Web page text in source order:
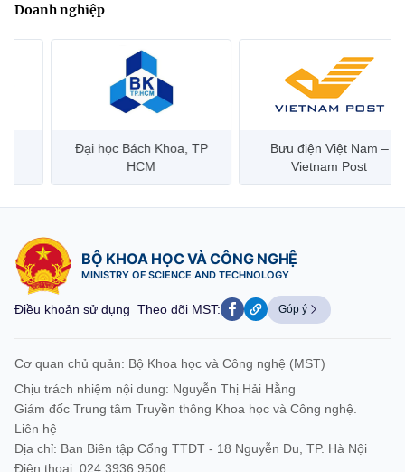
Doanh nghiệp
Đại học Bách Khoa, TP
Bưu điện Việt Nam –
Vietnam Post
BỘ KHOA HỌC VÀ CÔNG NGHỆ
MINISTRY OF SCIENCE AND TECHNOLOGY
Điều khoản sử dụng Theo dõi MST: Góp ý
Cơ quan chủ quản: Bộ Khoa học và Công nghệ (MST)
Chịu trách nhiệm nội dung: Nguyễn Thị Hải Hằng
Giám đốc Trung tâm Truyền thông Khoa học và Công nghệ.
Liên hệ
Địa chỉ: Ban Biên tập Cổng TTĐT - 18 Nguyễn Du, TP. Hà Nội
Điện thoại: 024 3936 9506